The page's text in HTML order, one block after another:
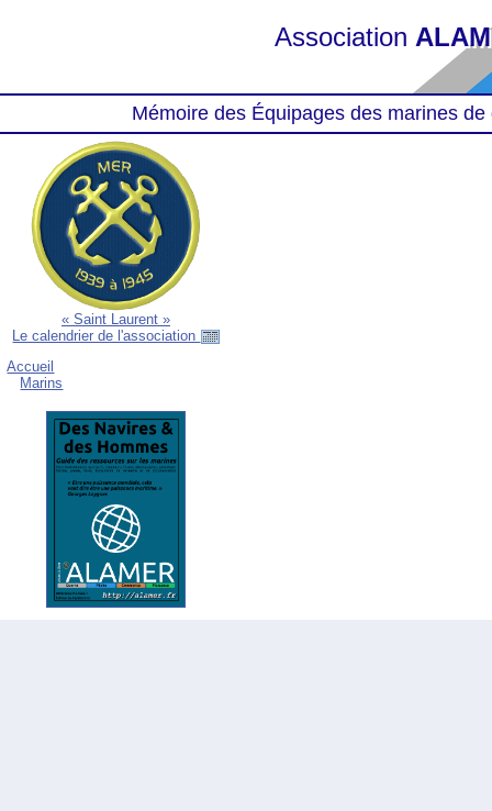
Association
Mémoire des Équipages des marines
« Saint Laurent »
Le calendrier de l'association
Accueil
Marins